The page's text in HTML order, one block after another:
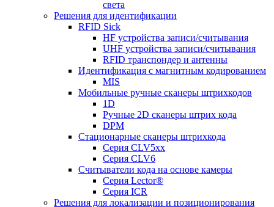
света
Решения для идентификации
RFID Sick
HF устройства записи/считывания
UHF устройства записи/считывания
RFID транспондер и антенны
Идентификация с магнитным кодированием
MIS
Мобильные ручные сканеры штрихкодов
1D
Ручные 2D сканеры штрих кода
DPM
Стационарные сканеры штрихкода
Серия CLV5xx
Серия CLV6
Считыватели кода на основе камеры
Серия Lector®
Серия ICR
Решения для локализации и позиционирования